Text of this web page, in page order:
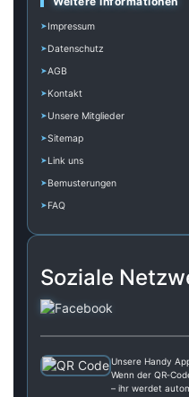
Impressum
Datenschutz
AGB
Kontakt
Unsere Mitglieder
Sitemap
Link uns
Bemusterungen
FAQ
Soziale
Unsere Handy
Wenn der
– ihr werdet